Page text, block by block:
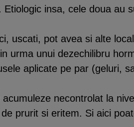
insa, cele doua au
uscati, pot avea si alte
urma unui dezechilibru
aplicate pe par (geluri,
necontrolat la
prurit si eritem. Si aici